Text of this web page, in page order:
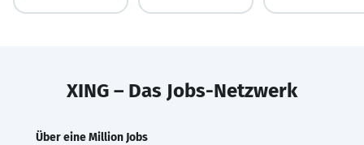
XING – Das Jobs-Netzwerk
Über eine Million Jobs